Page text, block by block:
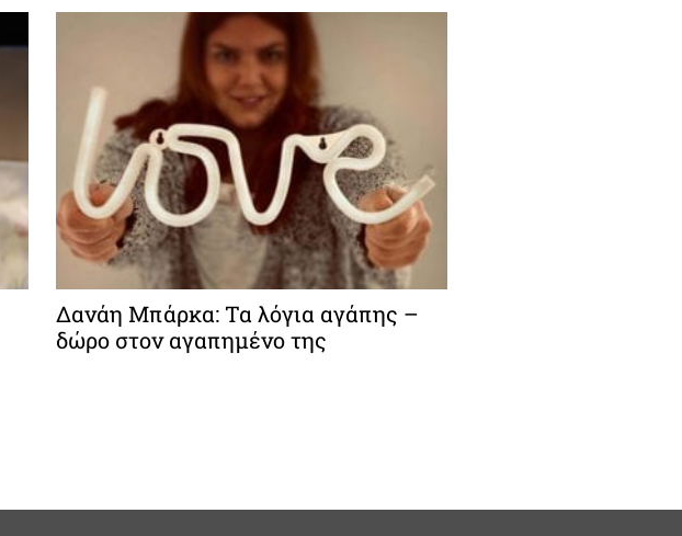
Δανάη Μπάρκα: Τα λόγια αγάπης –
δώρο στον αγαπημένο της